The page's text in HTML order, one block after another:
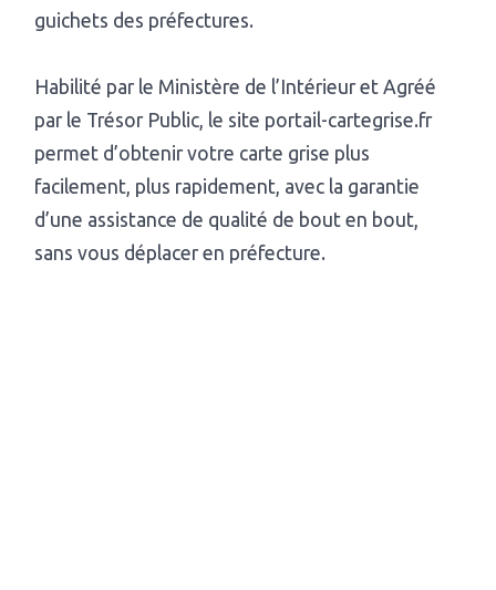
guichets des préfectures.
Habilité par le Ministère de l’Intérieur et Agréé
par le Trésor Public, le site portail-cartegrise.fr
permet d’obtenir votre carte grise plus
facilement, plus rapidement, avec la garantie
d’une assistance de qualité de bout en bout,
sans vous déplacer en préfecture.